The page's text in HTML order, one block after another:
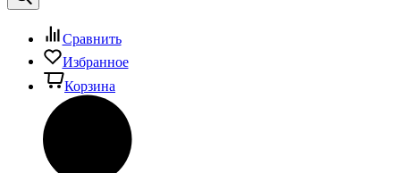
Сравнить
Избранное
Корзина